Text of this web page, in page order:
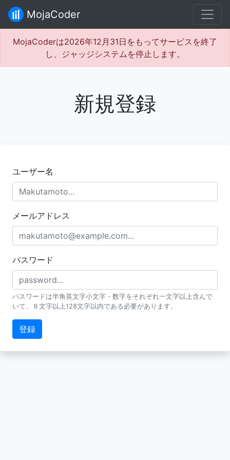
MojaCoder
MojaCoderは2026年12月31日をもってサービスを終了
し、ジャッジシステムを停止します。
新規登録
ユーザー名
メールアドレス
パスワード
パスワードは半角英文字小文字・数字をそれぞれ一文字以上含んで
いて、８文字以上128文字以内である必要があります。
登録